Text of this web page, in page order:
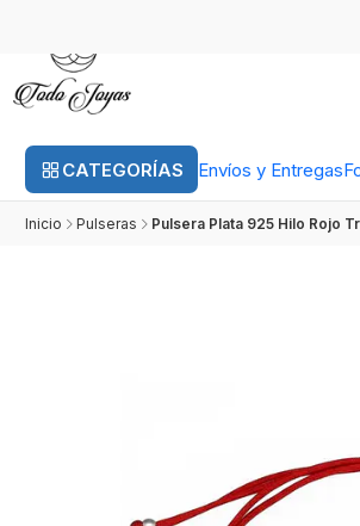
CATEGORÍAS Envíos y Entregas
Inicio Pulseras Pulsera Plata 925 Hilo Rojo